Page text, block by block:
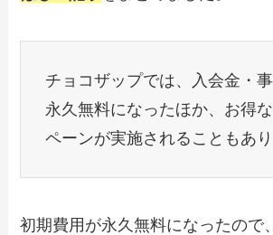
チョコザップでは、入会金・
永久無料になったほか、お得
ペーンが実施されることもあり
初期費用が永久無料になったので、